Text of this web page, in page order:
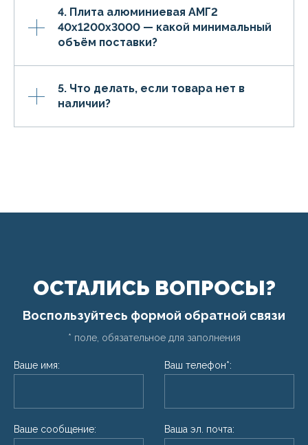
4. Плита алюминиевая АМГ2
40х1200х3000 — какой минимальный
объём поставки?
5. Что делать, если товара нет в
наличии?
ОСТАЛИСЬ ВОПРОСЫ?
Воспользуйтесь формой обратной связи
* поле, обязательное для заполнения
Ваше имя:
Ваше сообщение:
Ваш телефон*:
Ваша эл. почта: